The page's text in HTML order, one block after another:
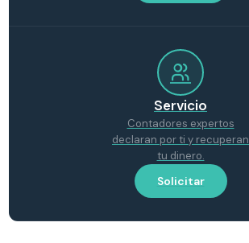
Servicio
Contadores expertos
declaran por ti y recuperan
tu dinero.
Solicitar